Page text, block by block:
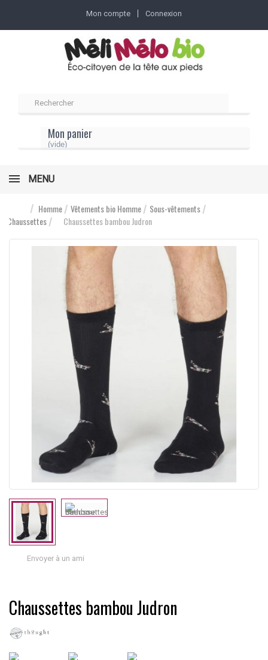
Mon compte Connexion
Mon panier
(vide)
MENU
Homme Vêtements bio Homme
Sous-vêtements
Chaussettes
Chaussettes bambou Judron
Envoyer à un ami
Chaussettes bambou Judron